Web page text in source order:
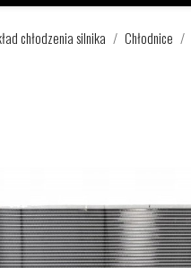
chłodzenia silnika Chłodnice